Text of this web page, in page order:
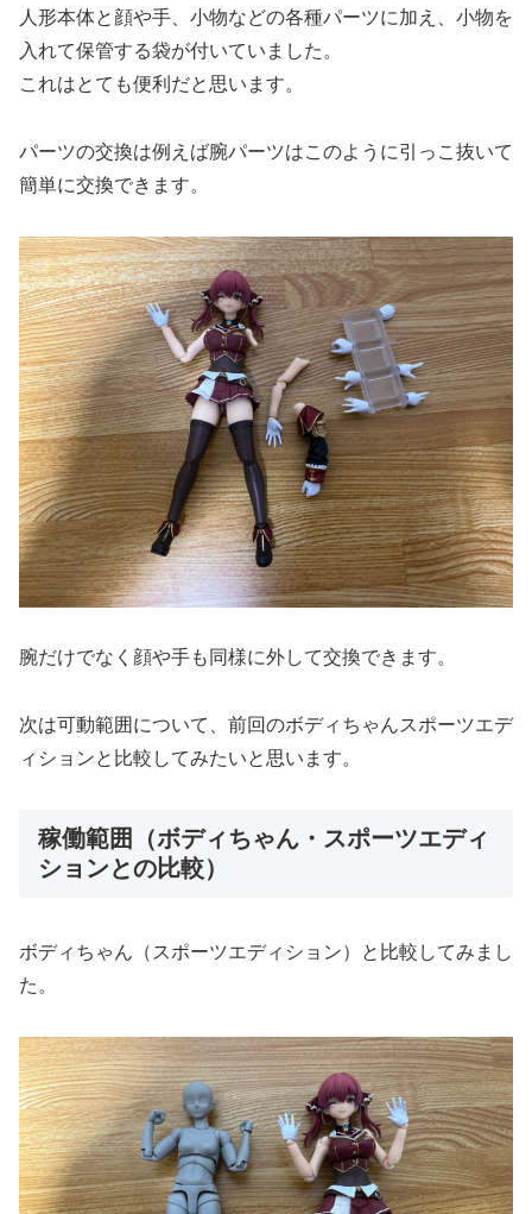
人形本体と顔や手、小物などの各種パーツに加え、小物を
入れて保管する袋が付いていました。
これはとても便利だと思います。
パーツの交換は例えば腕パーツはこのように引っこ抜いて
簡単に交換できます。
腕だけでなく顔や手も同様に外して交換できます。
次は可動範囲について、前回のボディちゃんスポーツエデ
ィションと比較してみたいと思います。
稼働範囲（ボディちゃん・スポーツエディ
ションとの比較）
ボディちゃん（スポーツエディション）と比較してみまし
た。